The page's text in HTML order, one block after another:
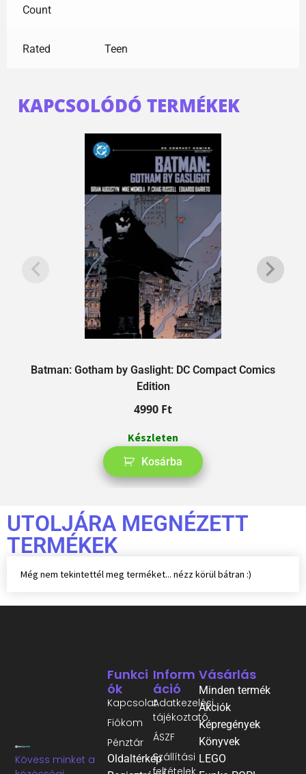
Count
Rated Teen
KAPCSOLÓDÓ TERMÉKEK
Batman: Gotham by Gaslight: DC Compact Comics
Edition
4990 Ft
Készleten
Kosárba
UTOLJÁRA MEGNÉZETT
TERMÉKEK
Még nem tekintettél meg terméket... nézz körül bátran :)
Kövess minket a
Inform
Áció
Adatkezelési
tájékoztató
ÁSZF
Szállítási
feltételek
Funkci
Ók
Kapcsolat
Fiókom
Pénztár
Oldaltérkép
Vásárlás
Minden termék
Akciók
Képregények
Könyvek
LEGO